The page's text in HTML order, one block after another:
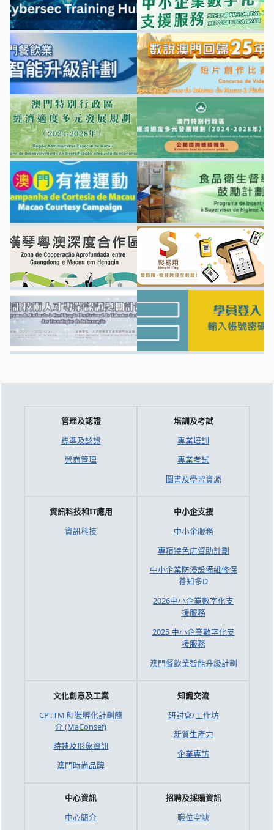
管理及認證
標準及認證
營商管理
培訓及考試
專業培訓
專業考試
圖書及學習資源
資訊科技和IT應用
資訊科技
中小企支援
中小企服務
專精特色店資助計劃
中小企業防浸設備維修保
養知多D
2026中小企業數字化支
援服務
2025 中小企業數字化支
援服務
澳門餐飲業智能升級計劃
文化創意及工業
CPTTM 時裝孵化計劃簡
介 (MaConsef)
時裝及形象資訊
澳門時尚品牌
知識交流
研討會/工作坊
新質生產力
企業專訪
中心資訊
中心簡介
招聘及採購資訊
職位空缺